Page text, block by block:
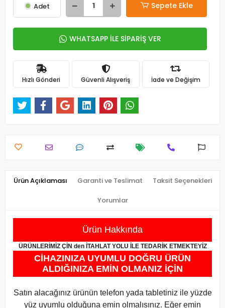
Adet Sepete Ekle
WHATSAPP İLE SİPARİŞ VER
Hızlı Gönderi Güvenli Alışveriş İade ve Değişim
Ürün Açıklaması Garanti ve Teslimat Taksit Seçenekleri
Yorumlar
Ürün Hakkında
ÜRÜNLERİMİZ ÇİN den İTAHLAT YOLU İLE TEDARİK ETMEKTEYİZ
CİHAZINIZA UYUMLU DOĞRU ÜRÜN
ALDIĞINIZA EMİN OLMANIZ İÇİN
Satın alacağınız ürünün telefon yada tabletiniz ile yüzde
yüz uyumlu olduğuna emin olmalısınız. Eğer emin